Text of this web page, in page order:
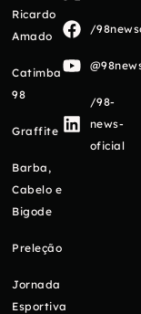
Ricardo
Amado
Catimba
98
Graffite
Barba,
Cabelo e
Bigode
Preleção
Jornada
Esportiva
/
/98-
news-
oficial